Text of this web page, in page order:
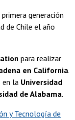
generación
de Chile el año
para realizar
en California.
en la Universidad
de Alabama.
y Tecnología de